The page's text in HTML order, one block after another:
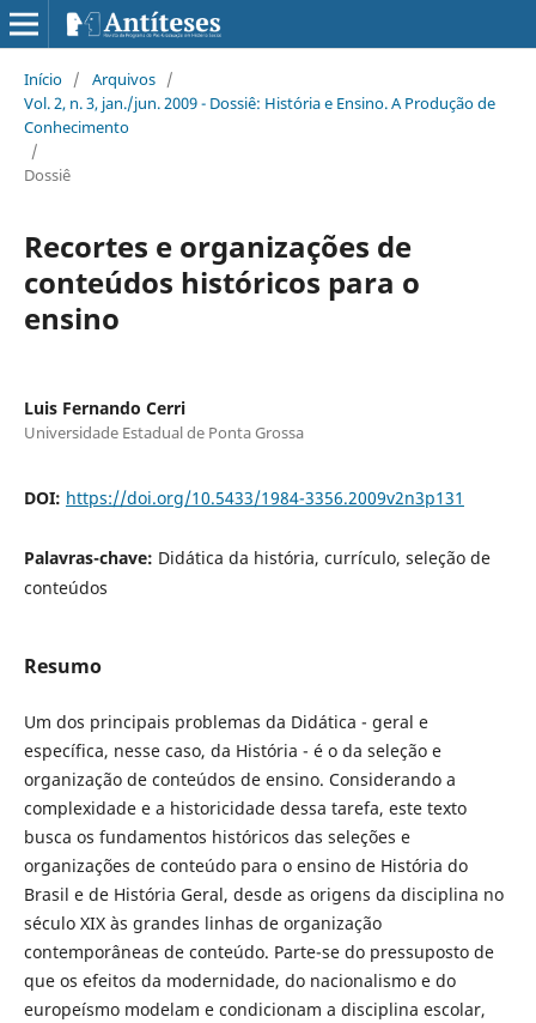
Início / Arquivos /
Vol. 2, n. 3, jan./jun. 2009 - Dossiê: História e Ensino. A Produção de
Conhecimento
/
Dossiê
Recortes e organizações de
conteúdos históricos para o
ensino
Luis Fernando Cerri
Universidade Estadual de Ponta Grossa
DOI: https://doi.org/10.5433/1984-3356.2009v2n3p131
Palavras-chave: Didática da história, currículo, seleção de
conteúdos
Resumo
Um dos principais problemas da Didática - geral e
específica, nesse caso, da História - é o da seleção e
organização de conteúdos de ensino. Considerando a
complexidade e a historicidade dessa tarefa, este texto
busca os fundamentos históricos das seleções e
organizações de conteúdo para o ensino de História do
Brasil e de História Geral, desde as origens da disciplina no
século XIX às grandes linhas de organização
contemporâneas de conteúdo. Parte-se do pressuposto de
que os efeitos da modernidade, do nacionalismo e do
europeísmo modelam e condicionam a disciplina escolar,